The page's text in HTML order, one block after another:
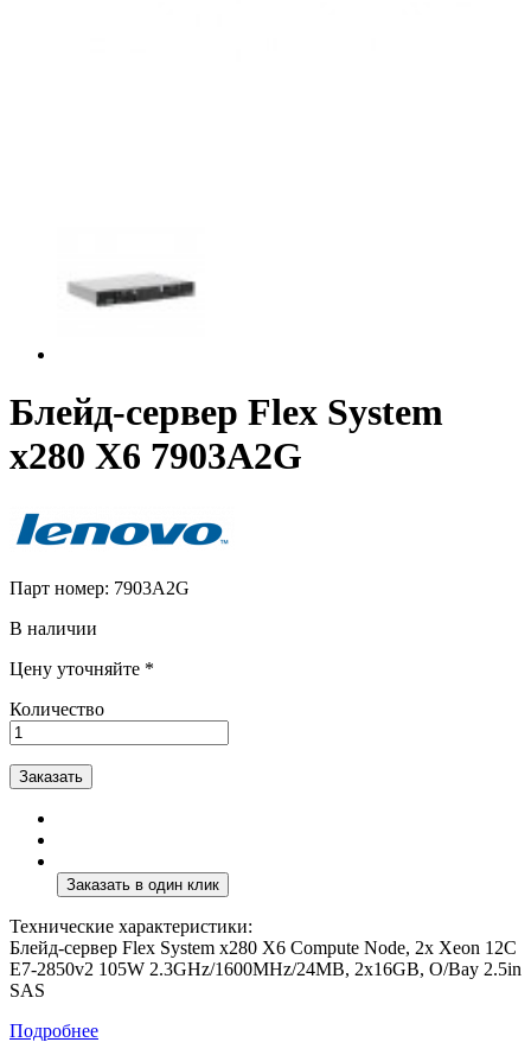
Блейд-сервер Flex System
x280 X6 7903A2G
Парт номер: 7903A2G
В наличии
Цену уточняйте *
Количество
Заказать
Технические характеристики:
Блейд-сервер Flex System x280 X6 Compute Node, 2x Xeon 12C
E7-2850v2 105W 2.3GHz/1600MHz/24MB, 2x16GB, O/Bay 2.5in
SAS
Подробнее